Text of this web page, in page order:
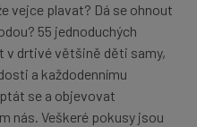
vejce plavat? Dá se ohnout
55 jednoduchých
v drtivé většině děti samy,
a každodennímu
se a objevovat
nás. Veškeré pokusy jsou